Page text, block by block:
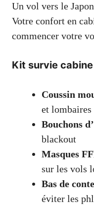
Un vol vers le
Votre confort en
commencer votre
Kit survie cabine
Coussin
et lombaires
Bouchons
blackout
Masques
sur les vols
Bas de
éviter les